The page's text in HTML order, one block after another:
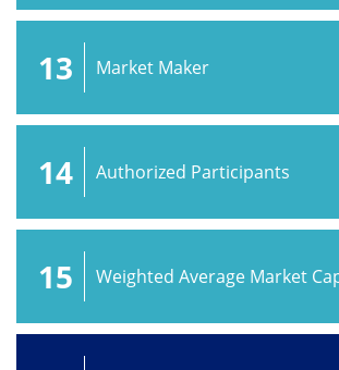
13 Market Maker
14 Authorized Participants
15 Weighted Average Market